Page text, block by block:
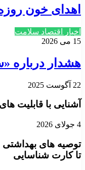
اهدای خون
اخبار اقتصاد سلامت
15 می 2026
هشدار درباره
22 آگوست 2025
آشنایی با قابلیت
4 جولای 2026
توصیه های بهداشتی
تا کارت شناسایی